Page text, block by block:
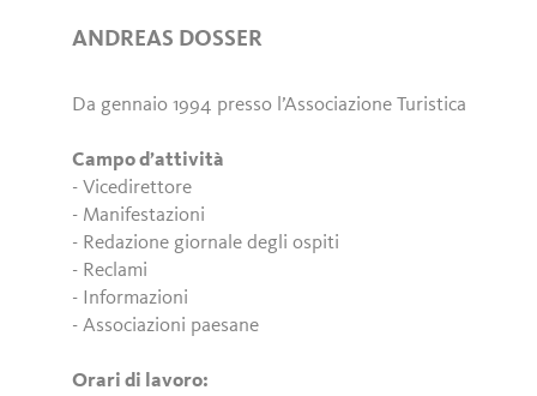
ANDREAS DOSSER
Da gennaio 1994 presso l’Associazione Turistica
Campo d’attività
- Vicedirettore
- Manifestazioni
- Redazione giornale degli ospiti
- Reclami
- Informazioni
- Associazioni paesane
Orari di lavoro: